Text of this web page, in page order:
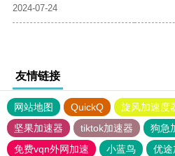
2024-07-24
友情链接
网站地图 QuickQ 旋风加速度
坚果加速器
tiktok加速器
狗急
免费vqn外网加速
小蓝鸟 优途